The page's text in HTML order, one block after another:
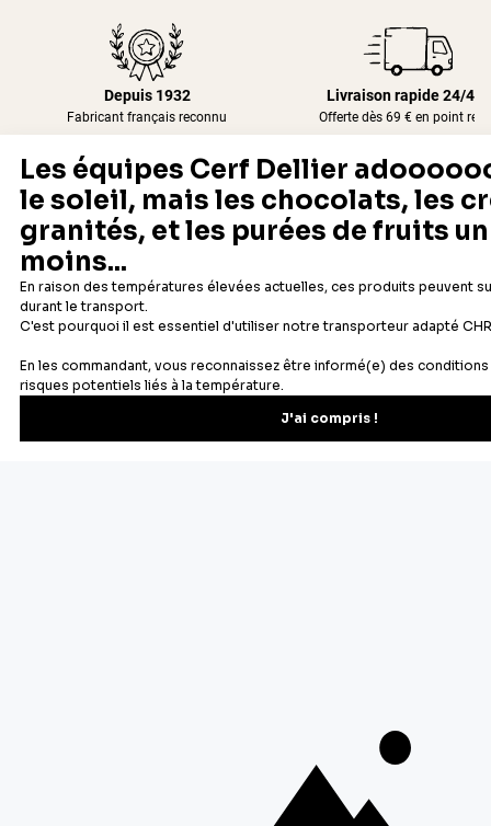
Depuis 1932
Fabricant français reconnu
Livraison rapide 24/48h
Offerte dès 69 € en point
Newsletter
Recevez les recettes, astuces et offres spéciales.
S'inscrire
Vous pourrez vous désinscrire depuis votre espace client.
Contactez notre service client